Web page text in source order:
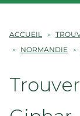
ACCUEIL
NORMANDIE